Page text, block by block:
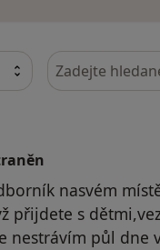
Hledejte v
nasvém
přijdete s
nestrávím půl dne